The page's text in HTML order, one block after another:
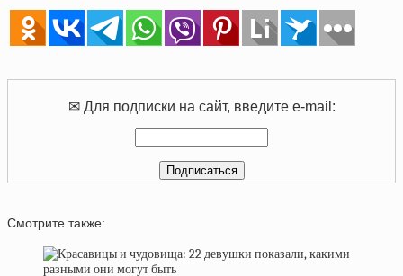
✉ Для подписки на сайт, введите e-mail:
Смотрите также: